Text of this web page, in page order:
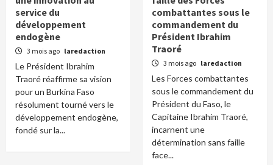
service du
développement
endogène
3 mois ago laredaction
Le Président Ibrahim
Traoré réaffirme sa vision
pour un Burkina Faso
résolument tourné vers le
développement endogène,
fondé sur la...
combattantes sous le
commandement du
Président Ibrahim
Traoré
3 mois ago laredaction
Les Forces combattantes
sous le commandement du
Président du Faso, le
Capitaine Ibrahim Traoré,
incarnent une
détermination sans faille
face...